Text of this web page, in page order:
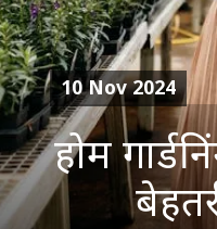
होम
10 Nov 2024